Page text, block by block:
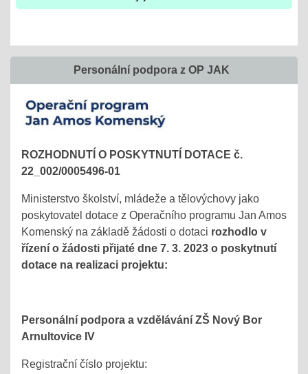
Personální podpora z OP JAK
ROZHODNUTÍ O POSKYTNUTÍ DOTACE č.
22_002/0005496-01
Ministerstvo školství, mládeže a tělovýchovy jako
poskytovatel dotace z Operačního programu Jan Amos
Komenský na základě žádosti o dotaci rozhodlo v
řízení o žádosti přijaté dne 7. 3. 2023 o poskytnutí
dotace na realizaci projektu:
Personální podpora a vzdělávání ZŠ Nový Bor
Arnultovice IV
Registrační číslo projektu: